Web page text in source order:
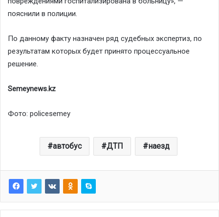
пояснили в полиции.
По данному факту назначен ряд судебных экспертиз, по
результатам которых будет принято процессуальное
решение.
Semeynews.kz
Фото: policesemey
автобус ДТП наезд